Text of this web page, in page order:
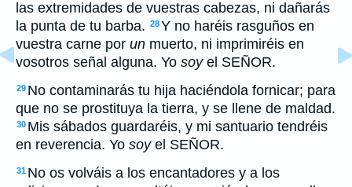
las extremidades de vuestras cabezas, ni dañarás
la punta de tu barba. 28Y no haréis rasguños en
vuestra carne por un muerto, ni imprimiréis en
vosotros señal alguna. Yo soyel SEÑOR.
29 No contaminarás tu hija haciéndola fornicar; para
que no se prostituya la tierra, y se llene de maldad.
30 Mis sábados guardaréis, y mi santuario tendréis
en reverencia. Yo soyel SEÑOR.
31 No os volváis a los encantadores y a los